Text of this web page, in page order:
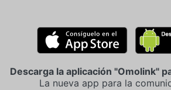
Descarga la aplicación "Omolink"
La nueva app para la